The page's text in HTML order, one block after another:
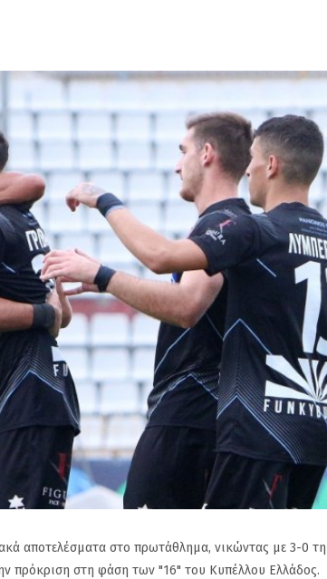
αποτελέσματα στο πρωτάθλημα, νικώντας με 3-0
πρόκριση στη φάση των "16" του Κυπέλλου Ελλάδος.